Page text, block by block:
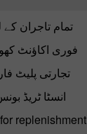
تمام تاجران کے
فوری اکاؤنٹ
تجارتی پلیٹ
انسٹا ٹریڈ
replenishment